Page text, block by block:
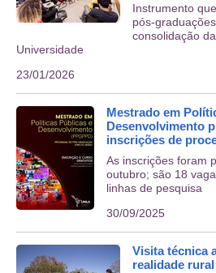
Instrumento
pós-
consolidação
Universidade
23/01/2026
Mestrado em
Desenvolvimento
inscrições de
As inscrições foram
outubro; são 18
linhas de pesquisa
30/09/2025
Visita técnica
realidade